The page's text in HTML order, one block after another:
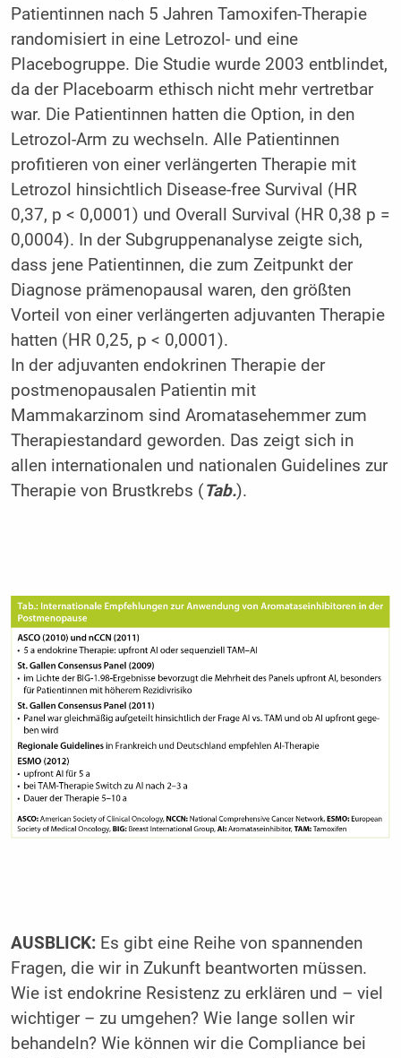
Patientinnen nach 5 Jahren Tamoxifen-Therapie
randomisiert in eine Letrozol- und eine
Placebogruppe. Die Studie wurde 2003 entblindet,
da der Placeboarm ethisch nicht mehr vertretbar
war. Die Patientinnen hatten die Option, in den
Letrozol-Arm zu wechseln. Alle Patientinnen
profitieren von einer verlängerten Therapie mit
Letrozol hinsichtlich Disease-free Survival (HR
0,37, p < 0,0001) und Overall Survival (HR 0,38 p =
0,0004). In der Subgruppenanalyse zeigte sich,
dass jene Patientinnen, die zum Zeitpunkt der
Diagnose prämenopausal waren, den größten
Vorteil von einer verlängerten adjuvanten Therapie
hatten (HR 0,25, p < 0,0001).
In der adjuvanten endokrinen Therapie der
postmenopausalen Patientin mit
Mammakarzinom sind Aromatasehemmer zum
Therapiestandard geworden. Das zeigt sich in
allen internationalen und nationalen Guidelines zur
Therapie von Brustkrebs (Tab.).
AUSBLICK:Es gibt eine Reihe von spannenden
Fragen, die wir in Zukunft beantworten müssen.
Wie ist endokrine Resistenz zu erklären und – viel
wichtiger – zu umgehen? Wie lange sollen wir
behandeln? Wie können wir die Compliance bei